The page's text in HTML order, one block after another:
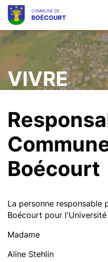
Mots
clés
VIVRE
Boécourt
La personne responsable
Boécourt pour
Madame
Aline Stehlin